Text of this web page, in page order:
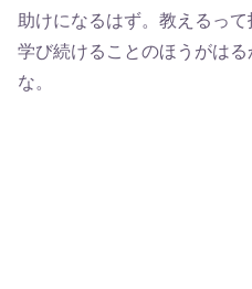
助けになるはず。教えるっ
学び続けることのほうがは
な。